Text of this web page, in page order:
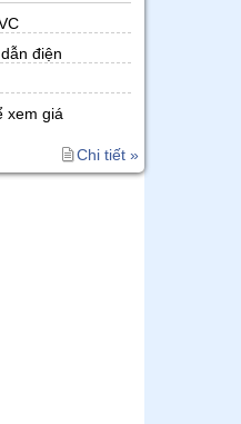
điện
xem giá
Chi tiết »